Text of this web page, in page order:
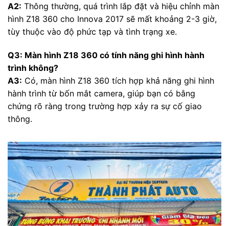
A2: Thông thường, quá trình lắp đặt và hiệu chỉnh màn
hình Z18 360 cho Innova 2017 sẽ mất khoảng 2-3 giờ,
tùy thuộc vào độ phức tạp và tình trạng xe.
Q3: Màn hình Z18 360 có tính năng ghi hình hành
trình không?
A3: Có, màn hình Z18 360 tích hợp khả năng ghi hình
hành trình từ bốn mắt camera, giúp bạn có bằng
chứng rõ ràng trong trường hợp xảy ra sự cố giao
thông.